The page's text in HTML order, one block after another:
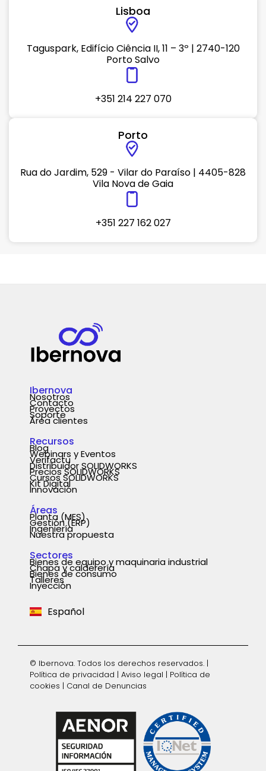
Lisboa
Taguspark, Edifício Ciência II, 11 – 3º | 2740-120
Porto Salvo
+351 214 227 070
Porto
Rua do Jardim, 529 - Vilar do Paraíso | 4405-828
Vila Nova de Gaia
+351 227 162 027
Ibernova
Nosotros
Contacto
Proyectos
Soporte
Área clientes
Recursos
Blog
Webinars y Eventos
Verifactu
Distribuidor SOLIDWORKS
Precios SOLIDWORKS
Cursos SOLIDWORKS
Kit Digital
Innovación
Áreas
Planta (MES)
Gestión (ERP)
Ingeniería
Nuestra propuesta
Sectores
Bienes de equipo y maquinaria industrial
Chapa y calderería
Bienes de consumo
Talleres
Inyección
Español
Português
English
Deutsch
© Ibernova. Todos los derechos reservados. |
Política de privacidad | Aviso legal | Política de
cookies | Canal de Denuncias